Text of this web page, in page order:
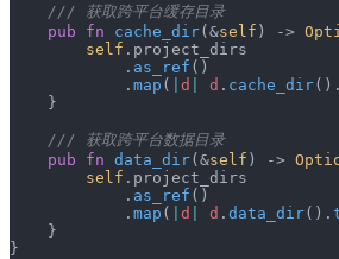
    /// 获取跨平台缓存目录
    pub
fn cache_dir(&self ) ->
        self
.project_dirs
            .
as_ref ()
            .
map ( d d . cache_dir().
    }
    /// 获取跨平台数据目录
    pub
fn data_dir(&self ) ->
        self
.project_dirs
            .
as_ref ()
            .
map ( d d . data_dir().
    }
}